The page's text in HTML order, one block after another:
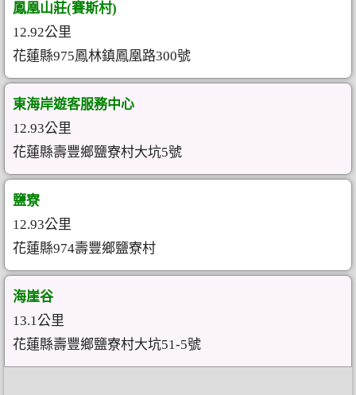
鳳凰山莊(賽斯村)
12.92公里
花蓮縣975鳳林鎮鳳凰路300號
東海岸遊客服務中心
12.93公里
花蓮縣壽豐鄉鹽寮村大坑5號
鹽寮
12.93公里
花蓮縣974壽豐鄉鹽寮村
海崖谷
13.1公里
花蓮縣壽豐鄉鹽寮村大坑51-5號